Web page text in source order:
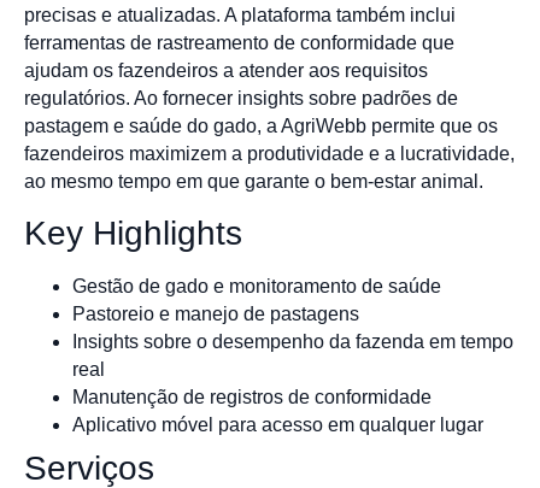
precisas e atualizadas. A plataforma também inclui
ferramentas de rastreamento de conformidade que
ajudam os fazendeiros a atender aos requisitos
regulatórios. Ao fornecer insights sobre padrões de
pastagem e saúde do gado, a AgriWebb permite que os
fazendeiros maximizem a produtividade e a lucratividade,
ao mesmo tempo em que garante o bem-estar animal.
Key Highlights
Gestão de gado e monitoramento de saúde
Pastoreio e manejo de pastagens
Insights sobre o desempenho da fazenda em tempo
real
Manutenção de registros de conformidade
Aplicativo móvel para acesso em qualquer lugar
Serviços